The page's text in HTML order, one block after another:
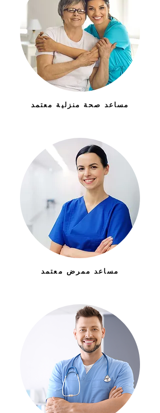
مساعد صحة منزلية معتمد
مساعد ممرض معتمد